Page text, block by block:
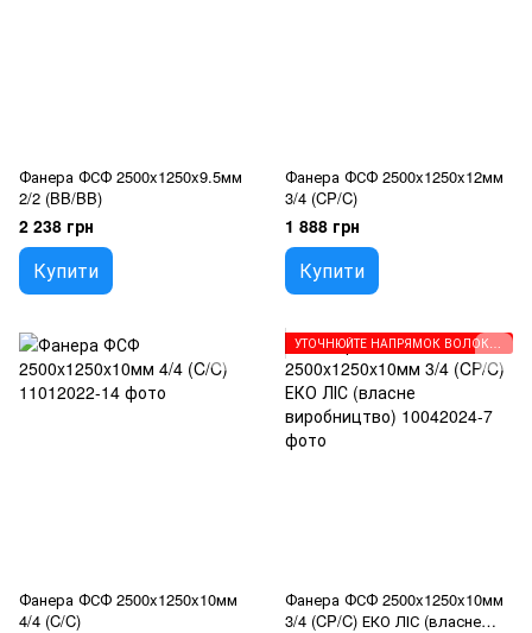
Фанера ФСФ 2500x1250x9.5мм
2/2 (BB/BB)
2 238 грн
Купити
Фанера ФСФ 2500x1250x12мм
3/4 (CP/C)
1 888 грн
Купити
Фанера ФСФ 2500x1250x10мм
4/4 (C/C)
УТОЧНЮЙТЕ НАПРЯМОК ВОЛОКОН ПЕРЕД ЗАМОВЛЕННЯМ
Фанера ФСФ 2500x1250x10мм
3/4 (CP/C) ЕКО ЛІС (власне